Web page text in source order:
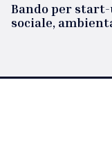
Bando per
sociale,